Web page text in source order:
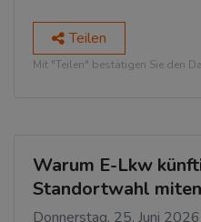
Teilen
Mit "Teilen" bestätigen Sie den
Warum E-Lkw
Standortwahl
Donnerstag, 25. Juni 2026